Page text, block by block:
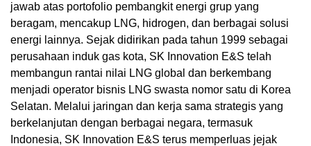
jawab atas portofolio pembangkit energi grup yang
beragam, mencakup LNG, hidrogen, dan berbagai solusi
energi lainnya. Sejak didirikan pada tahun 1999 sebagai
perusahaan induk gas kota, SK Innovation E&S telah
membangun rantai nilai LNG global dan berkembang
menjadi operator bisnis LNG swasta nomor satu di Korea
Selatan. Melalui jaringan dan kerja sama strategis yang
berkelanjutan dengan berbagai negara, termasuk
Indonesia, SK Innovation E&S terus memperluas jejak